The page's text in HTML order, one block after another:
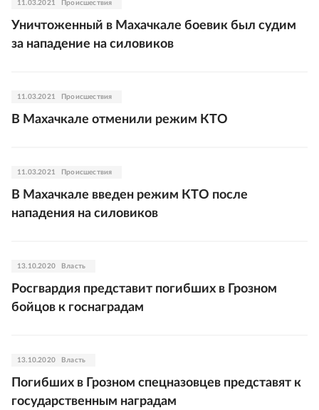
11.03.2021 Происшествия
Уничтоженный в Махачкале боевик был судим
за нападение на силовиков
11.03.2021 Происшествия
В Махачкале отменили режим КТО
11.03.2021 Происшествия
В Махачкале введен режим КТО после
нападения на силовиков
13.10.2020 Власть
Росгвардия представит погибших в Грозном
бойцов к госнаградам
13.10.2020 Власть
Погибших в Грозном спецназовцев представят к
государственным наградам